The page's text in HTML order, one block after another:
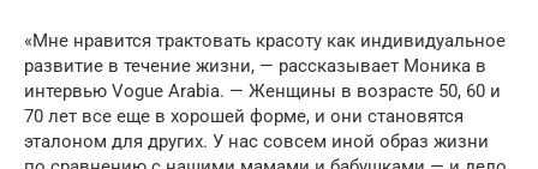
«Мне нравится трактовать красоту как индивидуальное
развитие в течение жизни, — рассказывает Моника в
интервью Vogue Arabia. — Женщины в возрасте 50, 60 и
70 лет все еще в хорошей форме, и они становятся
эталоном для других. У нас совсем иной образ жизни